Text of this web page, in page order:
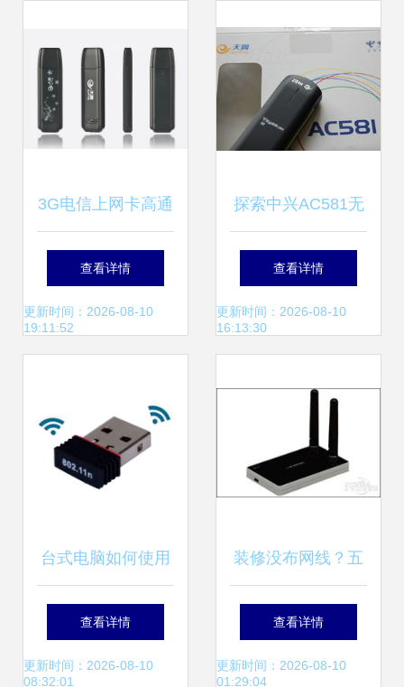
3G电信上网卡高通
6800A方案 中东市
场新宠，深圳工厂
查看详情
更新时间：2026-08-10
19:11:52
探索中兴AC581无
线上网卡 产品图片
与素材深度展示
查看详情
更新时间：2026-08-10
16:13:30
台式电脑如何使用
无线上网 无线网卡
指南
查看详情
更新时间：2026-08-10
08:32:01
装修没布网线？五
款热销11n无线网
卡助您快速解决问
查看详情
更新时间：2026-08-10
01:29:04